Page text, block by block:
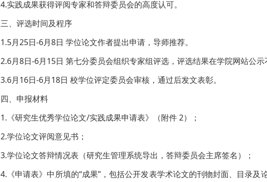
4.实践成果获得评阅专家和答辩委员会的高度认可。
三、评选时间及程序
1.5月25日-6月8日 学位论文作者提出申请，导师推荐。
2.6月8日-6月15日 第七分委员会组织专家组评选，评选结果在学院网站公
3.6月16日-6月18日 校学位评定委员会审核，通过后发文表彰。
四、申报材料
1.《研究生优秀学位论文/实践成果申请表》（附件 2）；
2.学位论文评阅意见书；
3.学位论文答辩情况表（研究生管理系统导出，答辩委员会主席签名）；
4.《申请表》中所填的“成果”，包括公开发表学术论文的刊物封面、目录及